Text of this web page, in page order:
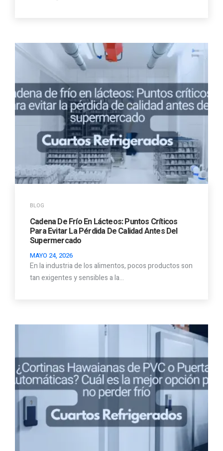
BLOG
Cadena De Frío En Lácteos: Puntos Críticos
Para Evitar La Pérdida De Calidad Antes Del
Supermercado
MAYO 24, 2026
En la industria de los alimentos, pocos productos son
tan exigentes y sensibles a la…